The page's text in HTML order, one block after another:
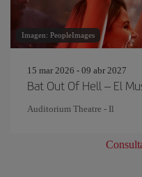
Imagen: PeopleImages
15 mar 2026 - 09 abr 2027
Bat Out Of Hell – El
Auditorium Theatre - Il